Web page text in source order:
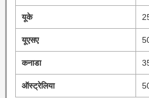
यूके
यूएसए
कनाडा
ऑस्ट्रेलिया